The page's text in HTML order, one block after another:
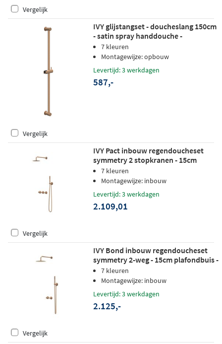
Vergelijk
IVY glijstangset - doucheslang 150cm
- satin spray handdouche -
geborsteld mat koper PVD
7 kleuren
Montagewijze: opbouw
Levertijd: 3 werkdagen
587,-
Vergelijk
IVY Pact inbouw regendoucheset
symmetry 2 stopkranen - 15cm
plafondbuis - 25cm medium
hoofddouche - wandhouder - satin
spray handdouche - geborsteld mat
koper pvd
7 kleuren
Montagewijze: inbouw
Levertijd: 3 werkdagen
2.109,01
Vergelijk
IVY Bond inbouw regendoucheset
symmetry 2-weg - 15cm plafondbuis -
30cm medium hoofddouche -
wandhouder - satin spray
handdouche - geborsteld mat koper
pvd
7 kleuren
Montagewijze: inbouw
Levertijd: 3 werkdagen
2.125,-
Vergelijk